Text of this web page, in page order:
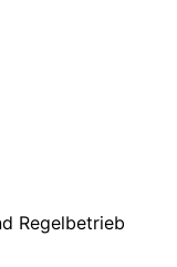
Regelbetrieb